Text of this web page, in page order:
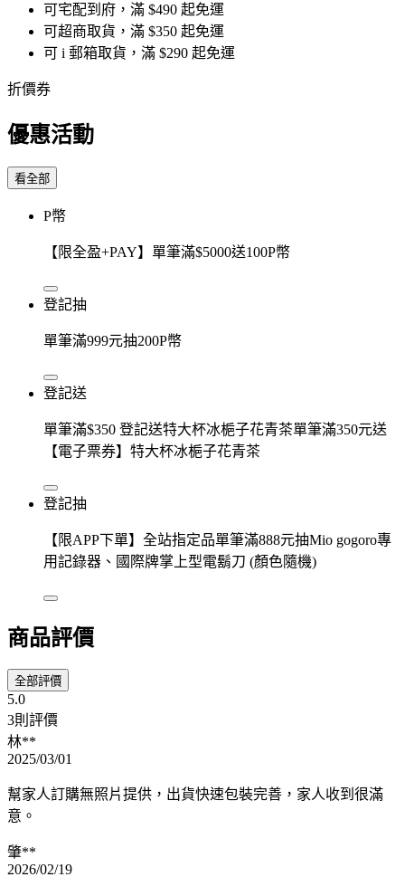
可宅配到府，滿 $490 起免運
可超商取貨，滿 $350 起免運
可 i 郵箱取貨，滿 $290 起免運
折價券
優惠活動
看全部
P幣
【限全盈+PAY】單筆滿$5000送100P幣
登記抽
單筆滿999元抽200P幣
登記送
單筆滿$350 登記送特大杯冰梔子花青茶單筆滿350元送
【電子票券】特大杯冰梔子花青茶
登記抽
【限APP下單】全站指定品單筆滿888元抽Mio gogoro專
用記錄器、國際牌掌上型電鬍刀 (顏色隨機)
商品評價
全部評價
5.0
3則評價
林**
2025/03/01
幫家人訂購無照片提供，出貨快速包裝完善，家人收到很滿
意。
肇**
2026/02/19